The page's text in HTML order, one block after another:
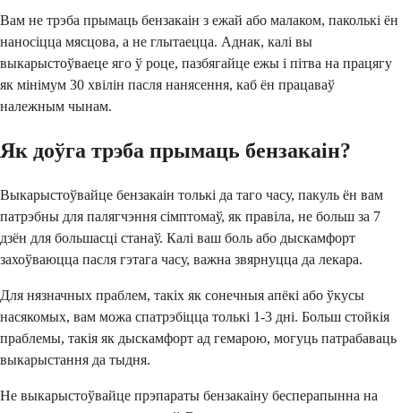
Вам не трэба прымаць бензакаін з ежай або малаком, паколькі ён
наносіцца мясцова, а не глытаецца. Аднак, калі вы
выкарыстоўваеце яго ў роце, пазбягайце ежы і пітва на працягу
як мінімум 30 хвілін пасля нанясення, каб ён працаваў
належным чынам.
Як доўга трэба прымаць бензакаін?
Выкарыстоўвайце бензакаін толькі да таго часу, пакуль ён вам
патрэбны для палягчэння сімптомаў, як правіла, не больш за 7
дзён для большасці станаў. Калі ваш боль або дыскамфорт
захоўваюцца пасля гэтага часу, важна звярнуцца да лекара.
Для нязначных праблем, такіх як сонечныя апёкі або ўкусы
насякомых, вам можа спатрэбіцца толькі 1-3 дні. Больш стойкія
праблемы, такія як дыскамфорт ад гемарою, могуць патрабаваць
выкарыстання да тыдня.
Не выкарыстоўвайце прэпараты бензакаіну бесперапынна на